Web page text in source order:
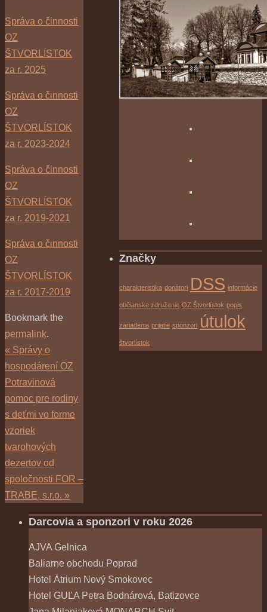
Správa o činnosti
OZ
ŠTVORLÍSTOK
za r. 2025
Správa o činnosti
OZ
ŠTVORLÍSTOK
za r. 2023-2024
Správa o činnosti
OZ
ŠTVORLÍSTOK
za r. 2019-2021
Správa o činnosti
OZ
ŠTVORLÍSTOK
za r. 2017-2019
Bookmark the
permalink.
« Správy o
hospodárení OZ
Potravinová
pomoc pre rodiny
s deťmi vo forme
vzoriek
tvarohových
dezertov od
spoločnosti FOR –
TRABE, s.r.o. »
Značky
charakteristika donátori DSS informácie
občianske združenie OZ Štvorlístok popis
zariadenia prijatie sponzori útulok
štvorlístok
Darcovia a sponzori v roku 2026
AJVA Gelnica
Baliarne obchodu Poprad
Hotel Átrium Nový Smokovec
Hotel GUĽA Petra Bodnárová, Batizovce